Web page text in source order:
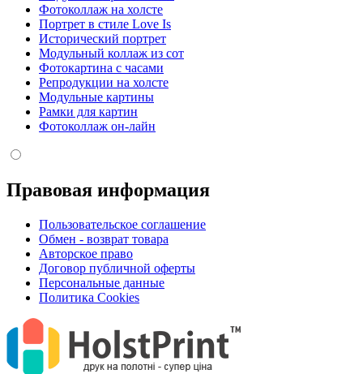
Фотоколлаж на холсте
Портрет в стиле Love Is
Исторический портрет
Модульный коллаж из сот
Фотокартина с часами
Репродукции на холсте
Модульные картины
Рамки для картин
Фотоколлаж он-лайн
Правовая информация
Пользовательское соглашение
Обмен - возврат товара
Авторское право
Договор публичной оферты
Персональные данные
Политика Cookies